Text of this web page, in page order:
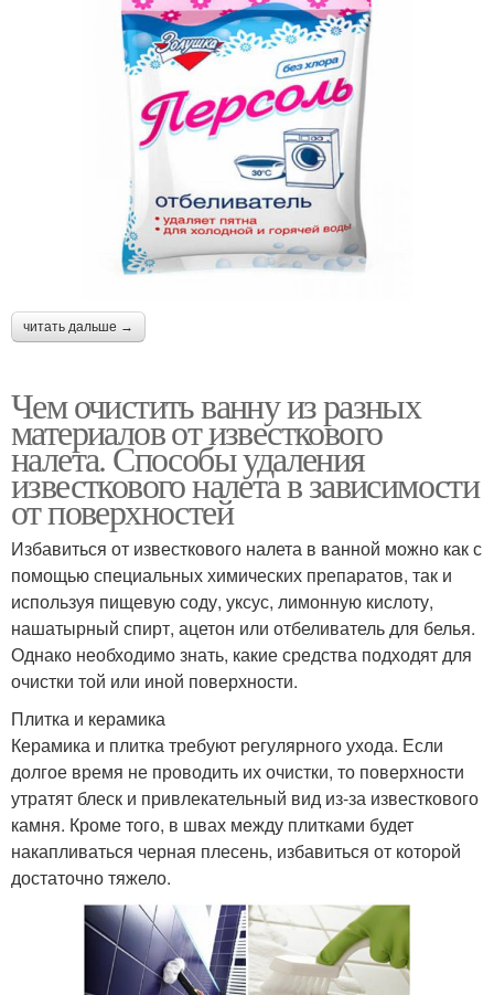
читать дальше →
Чем очистить ванну из разных
материалов от известкового
налета. Способы удаления
известкового налета в зависимости
от поверхностей
Избавиться от известкового налета в ванной можно как с
помощью специальных химических препаратов, так и
используя пищевую соду, уксус, лимонную кислоту,
нашатырный спирт, ацетон или отбеливатель для белья.
Однако необходимо знать, какие средства подходят для
очистки той или иной поверхности.
Плитка и керамика
Керамика и плитка требуют регулярного ухода. Если
долгое время не проводить их очистки, то поверхности
утратят блеск и привлекательный вид из-за известкового
камня. Кроме того, в швах между плитками будет
накапливаться черная плесень, избавиться от которой
достаточно тяжело.